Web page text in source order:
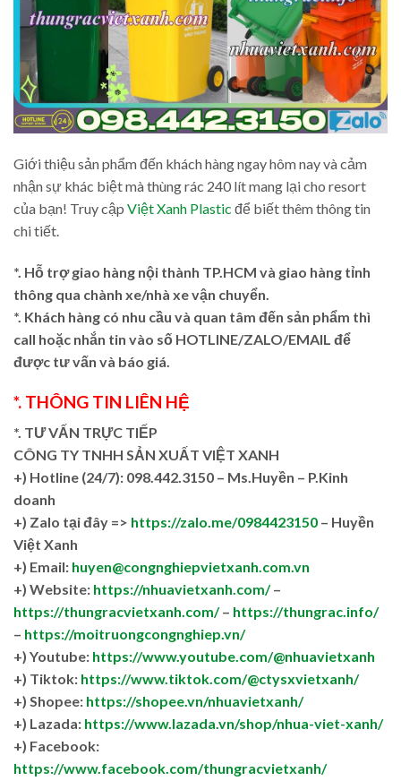
Giới thiệu sản phẩm đến khách hàng ngay hôm nay và cảm
nhận sự khác biệt mà thùng rác 240 lít mang lại cho resort
của bạn! Truy cập Việt Xanh Plastic để biết thêm thông tin
chi tiết.
*. Hỗ trợ giao hàng nội thành TP.HCM và giao hàng tỉnh
thông qua chành xe/nhà xe vận chuyển.
*. Khách hàng có nhu cầu và quan tâm đến sản phẩm thì
call hoặc nhắn tin vào số HOTLINE/ZALO/EMAIL để
được tư vấn và báo giá.
*. THÔNG TIN LIÊN HỆ
*. TƯ VẤN TRỰC TIẾP
CÔNG TY TNHH SẢN XUẤT VIỆT XANH
+) Hotline (24/7): 098.442.3150 – Ms.Huyền – P.Kinh
doanh
+) Zalo tại đây => https://zalo.me/0984423150 – Huyền
Việt Xanh
+) Email: huyen@congnghiepvietxanh.com.vn
+) Website: https://nhuavietxanh.com/–
https://thungracvietxanh.com/– https://thungrac.info/
– https://moitruongcongnghiep.vn/
+) Youtube: https://www.youtube.com/@nhuavietxanh
+) Tiktok: https://www.tiktok.com/@ctysxvietxanh/
+) Shopee: https://shopee.vn/nhuavietxanh/
+) Lazada: https://www.lazada.vn/shop/nhua-viet-xanh/
+) Facebook:
https://www.facebook.com/thungracvietxanh/